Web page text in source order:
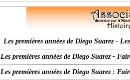
Les premières années de Diego Suarez -
Les premières années de Diego Suarez -
Les premières années de Diego Suarez :